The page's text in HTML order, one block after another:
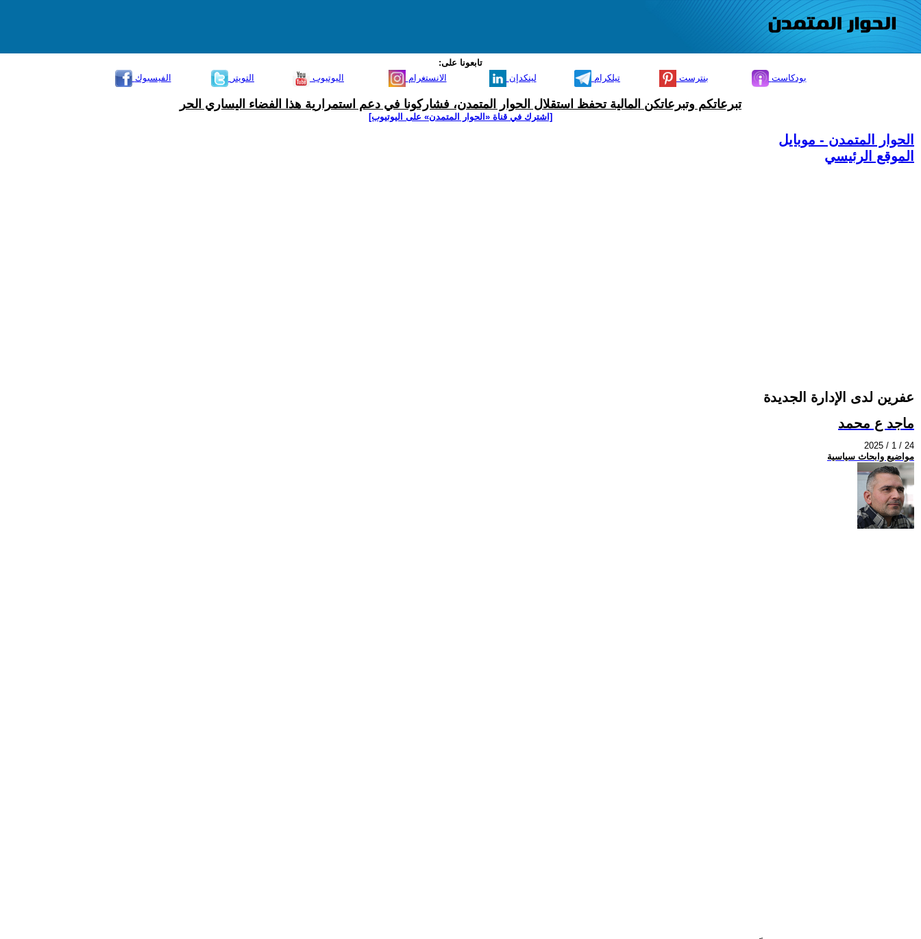
تابعونا على:
الفيسبوك
التويتر اليوتيوب الانستغرام لينكدإن تيلكرام بنترست بودكاست
تبرعاتكم وتبرعاتكن المالية تحفظ استقلال الحوار المتمدن، فشاركونا في دعم استمرارية هذا الفضاء اليساري الحر
[اشترك في قناة ‫«الحوار المتمدن» على اليوتيوب]
الحوار المتمدن - موبايل
الموقع الرئيسي
عفرين لدى الإدارة الجديدة
ماجد ع محمد
2025 / 1 / 24
مواضيع وابحاث سياسية